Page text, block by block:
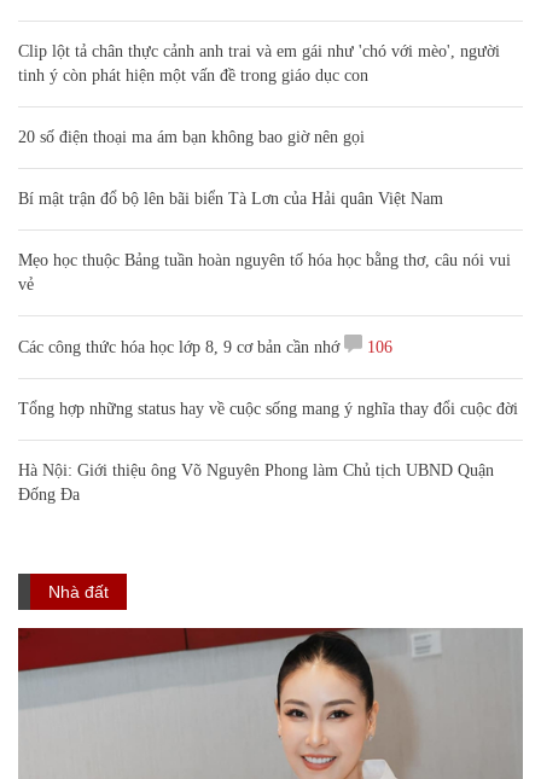
Clip lột tả chân thực cảnh anh trai và em gái như 'chó với mèo', người
tinh ý còn phát hiện một vấn đề trong giáo dục con
20 số điện thoại ma ám bạn không bao giờ nên gọi
Bí mật trận đổ bộ lên bãi biển Tà Lơn của Hải quân Việt Nam
Mẹo học thuộc Bảng tuần hoàn nguyên tố hóa học bằng thơ, câu nói vui
vẻ
Các công thức hóa học lớp 8, 9 cơ bản cần nhớ 106
Tổng hợp những status hay về cuộc sống mang ý nghĩa thay đổi cuộc đời
Hà Nội: Giới thiệu ông Võ Nguyên Phong làm Chủ tịch UBND Quận
Đống Đa
Nhà đất